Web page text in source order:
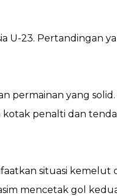
U-23. Pertandingan
permainan yang
penalti dan
situasi kemelut
mencetak gol